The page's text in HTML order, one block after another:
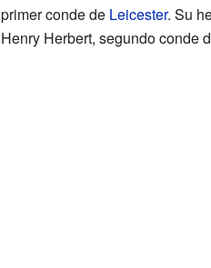
primer conde de Leicester. Su
Henry Herbert, segundo conde